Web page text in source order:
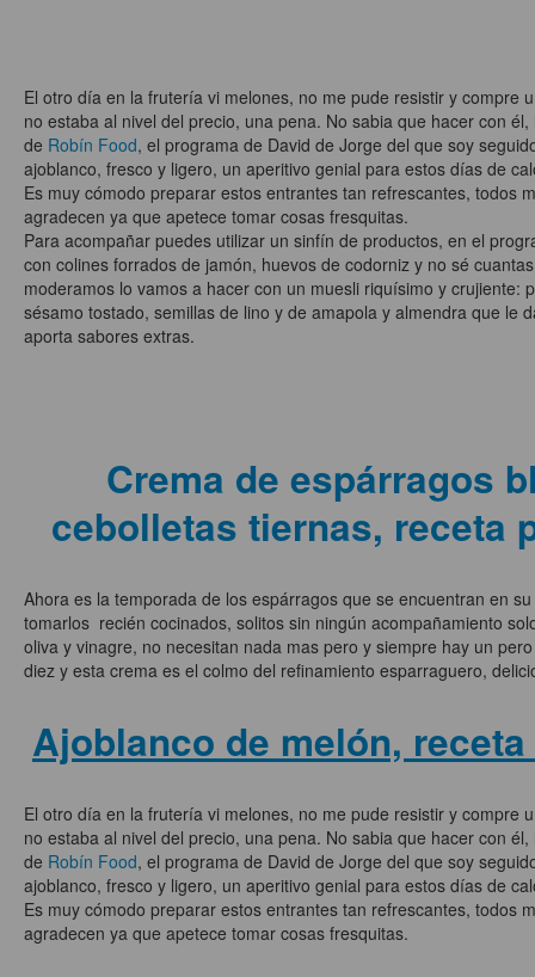
El otro día en la frutería vi melones, no me pude resistir y compre
no estaba al nivel del precio, una pena. No sabia que hacer con
de Robín Food, el programa de David de Jorge del que soy
ajoblanco, fresco y ligero, un aperitivo genial para estos días de
Es muy cómodo preparar estos entrantes tan refrescantes, todos
agradecen ya que apetece tomar cosas fresquitas.
Para acompañar puedes utilizar un sinfín de productos, en el
con colines forrados de jamón, huevos de codorniz y no sé
moderamos lo vamos a hacer con un muesli riquísimo y crujiente:
sésamo tostado, semillas de lino y de amapola y almendra que le
aporta sabores extras.
Crema de espárragos
cebolletas tiernas, receta
Ahora es la temporada de los espárragos que se encuentran en
tomarlos recién cocinados, solitos sin ningún acompañamiento
oliva y vinagre, no necesitan nada mas pero y siempre hay un
diez y esta crema es el colmo del refinamiento esparraguero,
Ajoblanco de melón,
El otro día en la frutería vi melones, no me pude resistir y compre
no estaba al nivel del precio, una pena. No sabia que hacer con
de Robín Food, el programa de David de Jorge del que soy
ajoblanco, fresco y ligero, un aperitivo genial para estos días de
Es muy cómodo preparar estos entrantes tan refrescantes, todos
agradecen ya que apetece tomar cosas fresquitas.